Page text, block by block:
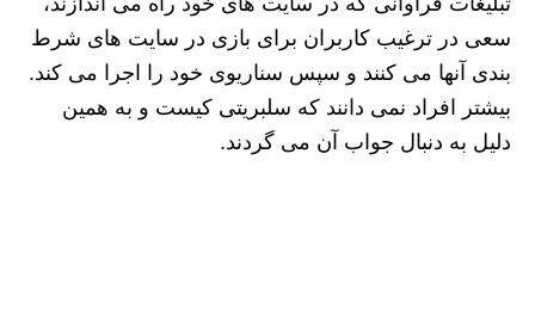
سعی در ترغیب کاربران برای بازی در سایت های شرط
بندی آنها می کنند و سپس سناریوی خود را اجرا می کند.
بیشتر افراد نمی دانند که سلبریتی کیست و به همین
دلیل به دنبال جواب آن می گردند.